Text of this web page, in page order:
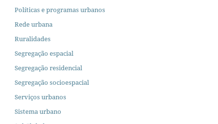
Políticas e programas urbanos
Rede urbana
Ruralidades
Segregação espacial
Segregação residencial
Segregação socioespacial
Serviços urbanos
Sistema urbano